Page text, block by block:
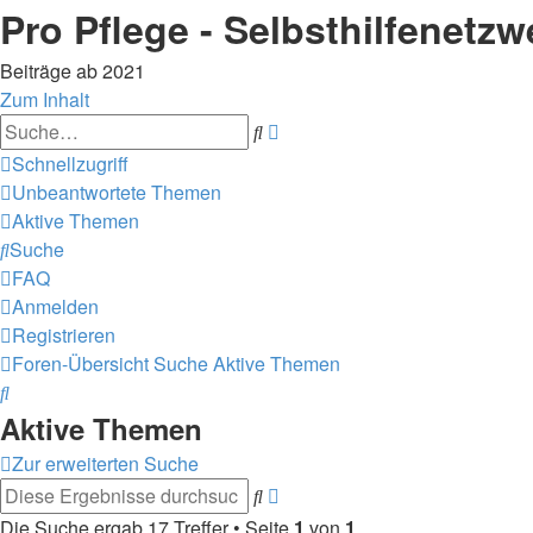
Pro Pflege -
Beiträge ab 2021
Zum Inhalt
Suche
Schnellzugriff
Unbeantwortete Themen
Aktive Themen
Suche
FAQ
Anmelden
Registrieren
Foren-ÜbersichtSucheAktive Themen
Suche
Aktive Themen
Zur erweiterten Suche
Suche
Suche